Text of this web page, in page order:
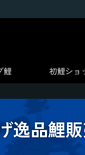
鯉 初鯉ショ
品鯉販